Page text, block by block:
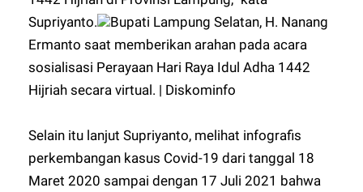
Supriyanto.
Bupati Lampung Selatan, H. Nanang
Ermanto saat memberikan arahan pada acara
sosialisasi Perayaan Hari Raya Idul Adha 1442
Hijriah secara virtual. | Diskominfo
Selain itu lanjut Supriyanto, melihat infografis
perkembangan kasus Covid-19 dari tanggal 18
Maret 2020 sampai dengan 17 Juli 2021 bahwa